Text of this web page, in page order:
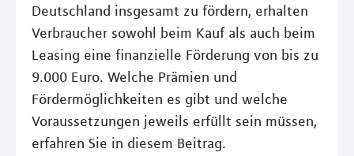
Deutschland insgesamt zu fördern, erhalten
Verbraucher sowohl beim Kauf als auch beim
Leasing eine finanzielle Förderung von bis zu
9.000 Euro. Welche Prämien und
Fördermöglichkeiten es gibt und welche
Voraussetzungen jeweils erfüllt sein müssen,
erfahren Sie in diesem Beitrag.